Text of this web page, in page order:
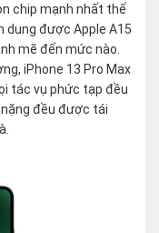
chip mạnh nhất thế
dung được Apple A15
mẽ đến mức nào.
iPhone 13 Pro Max
tác vụ phức tạp đều
đều được tái